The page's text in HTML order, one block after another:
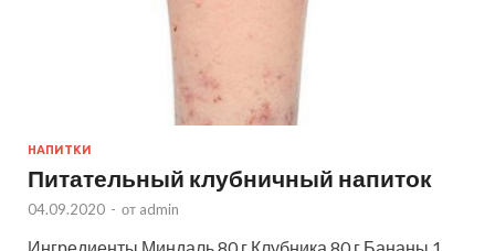
НАПИТКИ
Питательный клубничный напиток
04.09.2020 - от admin
Ингредиенты Миндаль 80 г Клубника 80 г Бананы 1